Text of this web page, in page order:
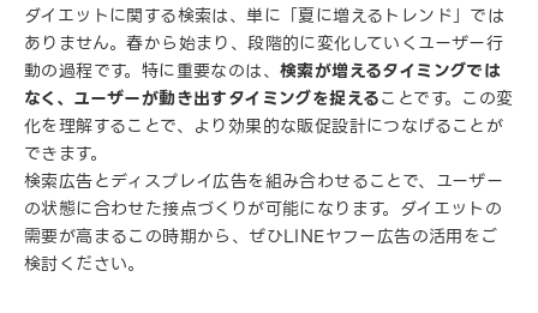
ダイエットに関する検索は、単に「夏に増えるトレンド」では
ありません。春から始まり、段階的に変化していくユーザー行
動の過程です。特に重要なのは、 検索が増えるタイミングでは
なく、ユーザーが動き出すタイミングを捉えることです。この変
化を理解することで、より効果的な販促設計につなげることが
できます。
検索広告とディスプレイ広告を組み合わせることで、ユーザー
の状態に合わせた接点づくりが可能になります。ダイエットの
需要が高まるこの時期から、ぜひLINEヤフー広告の活用をご
検討ください。